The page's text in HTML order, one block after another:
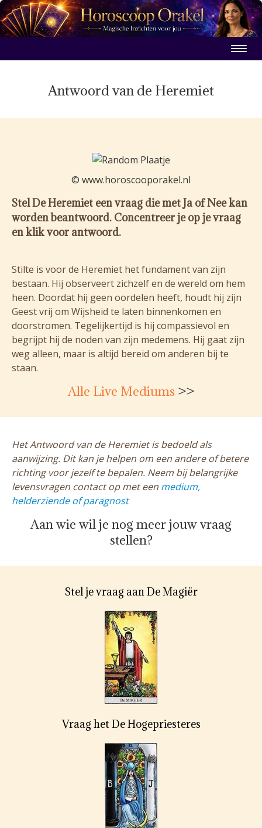
Antwoord van de Heremiet
© www.horoscooporakel.nl
Stel De Heremiet een vraag die met Ja of Nee kan
worden beantwoord. Concentreer je op je vraag
en klik voor antwoord.
Stilte is voor de Heremiet het fundament van zijn
bestaan. Hij observeert zichzelf en de wereld om hem
heen. Doordat hij geen oordelen heeft, houdt hij zijn
Geest vrij om Wijsheid te laten binnenkomen en
doorstromen. Tegelijkertijd is hij compassievol en
begrijpt hij de noden van zijn medemens. Hij gaat zijn
weg alleen, maar is altijd bereid om anderen bij te
staan.
Alle Live Mediums >>
Het Antwoord van de Heremiet is bedoeld als
aanwijzing. Dit kan je helpen om een andere of betere
richting voor jezelf te bepalen. Neem bij belangrijke
levensvragen contact op met een medium,
helderziende of paragnost
Aan wie wil je nog meer jouw vraag
stellen?
Stel je vraag aan De Magiër
Vraag het De Hogepriesteres